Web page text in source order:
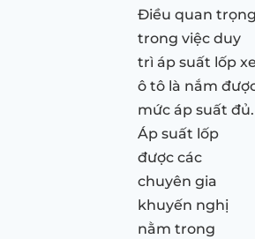
Điều quan trọng
trong việc duy
trì áp suất lốp xe
ô tô là nắm
mức áp suất đủ.
Áp suất lốp
được các
chuyên gia
khuyến nghị
nằm trong